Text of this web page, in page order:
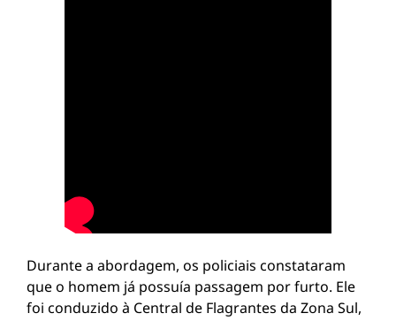
Durante a abordagem, os policiais constataram
que o homem já possuía passagem por furto. Ele
foi conduzido à Central de Flagrantes da Zona Sul,